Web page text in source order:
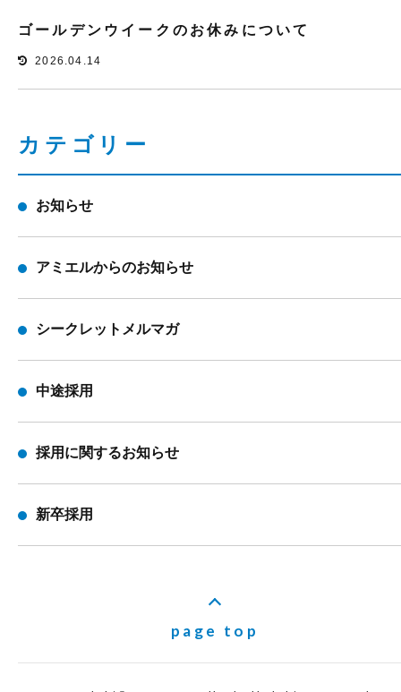
ゴールデンウイークのお休みについて
2026.04.14
カテゴリー
お知らせ
アミエルからのお知らせ
シークレットメルマガ
中途採用
採用に関するお知らせ
新卒採用
page top